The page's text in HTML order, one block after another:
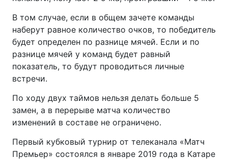
В том случае, если в общем зачете команды
наберут равное количество очков, то победитель
будет определен по разнице мячей. Если и по
разнице мячей у команд будет равный
показатель, то будут проводиться личные
встречи.
По ходу двух таймов нельзя делать больше 5
замен, а в перерыве матча количество
изменений в составе не ограничено.
Первый кубковый турнир от телеканала «Матч
Премьер» состоялся в январе 2019 года в Катаре